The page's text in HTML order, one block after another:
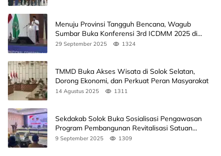
Menuju Provinsi Tangguh Bencana, Wagub
Sumbar Buka Konferensi 3rd ICDMM 2025 di
Unand
29 September 2025 1324
TMMD Buka Akses Wisata di Solok Selatan,
Dorong Ekonomi, dan Perkuat Peran Masyarakat
14 Agustus 2025 1311
Sekdakab Solok Buka Sosialisasi Pengawasan
Program Pembangunan Revitalisasi Satuan
Pendidikan
9 September 2025 1309